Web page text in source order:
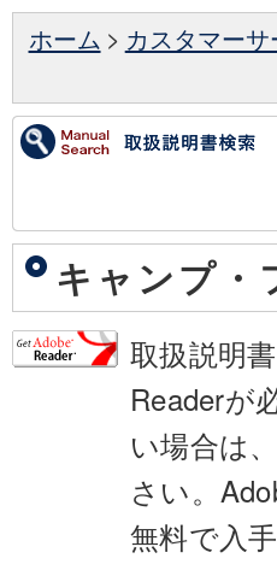
ホーム > カスタマーサ
キャンプ・
取扱説明
Readerが
い場合は
さい。
無料で入